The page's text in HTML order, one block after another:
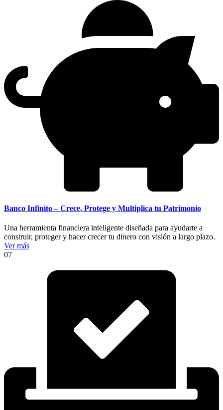
Banco Infinito – Crece, Protege y Multiplica tu Patrimonio
Una herramienta financiera inteligente diseñada para ayudarte a
construir, proteger y hacer crecer tu dinero con visión a largo plazo.
Ver más
07